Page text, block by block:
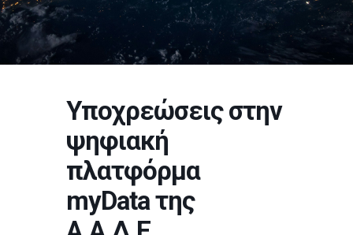
Υποχρεώσεις στην
ψηφιακή
πλατφόρμα
myData της